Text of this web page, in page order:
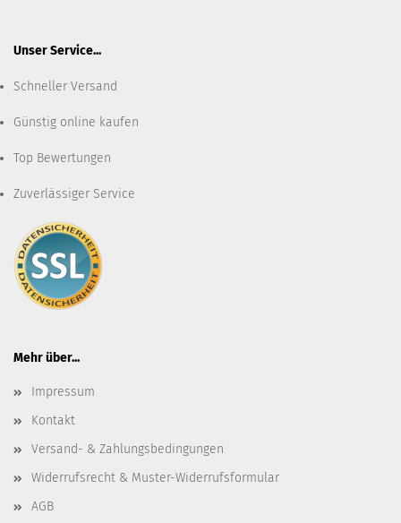
Unser Service...
Schneller Versand
Günstig online kaufen
Top Bewertungen
Zuverlässiger Service
Mehr über...
Impressum
Kontakt
Versand- & Zahlungsbedingungen
Widerrufsrecht & Muster-Widerrufsformular
AGB